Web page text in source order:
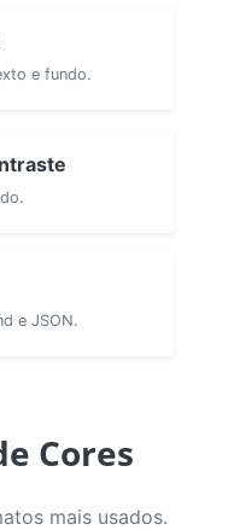
e fundo.
e JSON.
Cores
mais usados.